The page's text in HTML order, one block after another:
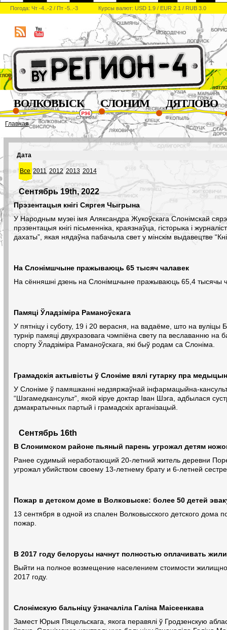
Погода: Чт -4..-2 / Пт -5..-3 Курсы валют: USD 1.9 / EUR 2.1 / RUB 3.0
ВОЛКОВЫСК СЛОНИМ ДЯТЛОВО
Главная
Дата
Все 2011 2012 2013 2014
Сентябрь 19th, 2022
Прэзентацыя кнігі Сяргея Чыгрына
У Народным музеі імя Аляксандра Жукоўскага Слонімскай
прэзентацыя кнігі пісьменніка, краязнаўца, гісторыка і
дахаты”, якая нядаўна пабачыла свет у мінскім выдавецтве
На Слонімшчыне пражываюць 65 тысяч чалавек
На сённяшні дзень на Слонімшчыне пражываюць 65,4 тысячы
Памяці Ўладзіміра Раманоўскага
У пятніцу і суботу, 19 і 20 верасня, на вадаёме, што на вуліцы
турнір памяці двухразовага чэмпіёна свету па веславанню на
спорту Ўладзіміра Раманоўскага, які быў родам са Слоніма.
Грамадскія актывісты ў Слоніме вялі гутарку пра
У Слоніме ў памяшканні недзяржаўнай інфармацыйна-
“Шэгамедкансульт”, якой кіруе доктар Іван Шэга, адбылася
дэмакратычных партый і грамадскіх арганізацый.
Сентябрь 16th
В Слонимском районе пьяный парень угрожал детям
Ранее судимый неработающий 20-летний житель деревни
угрожал убийством своему 13-летнему брату и 6-летней
Пожар в детском доме в Волковыске: более 50 детей
13 сентября в одной из спален Волковысского детского дома
пожар.
В 2017 году белорусы начнут полностью оплачивать
Выйти на полное возмещение населением стоимости
2017 году.
Слонімскую бальніцу ўзначаліла Галіна Маісеенкава
Замест Юрыя Пяцельскага, якога перавялі ў Гродзенскую